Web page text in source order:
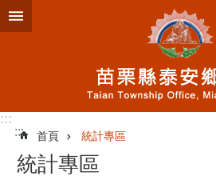
跳到主要內容區塊
:::
:::
首頁 統計專區
統計專區